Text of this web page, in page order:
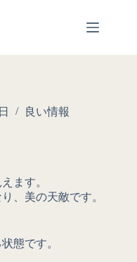
良い情報
ます。
、美の天敵です。
態です。